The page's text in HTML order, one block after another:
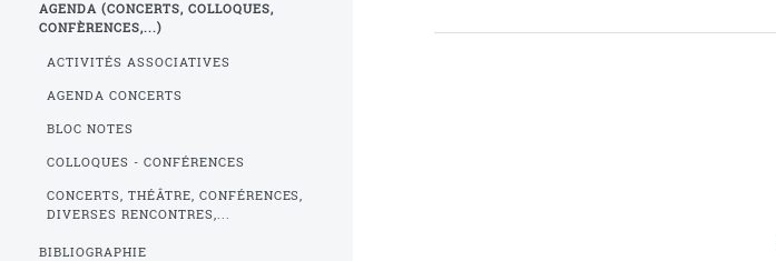
AGENDA (CONCERTS, COLLOQUES,
CONFÈRENCES,...)
ACTIVITÉS ASSOCIATIVES
AGENDA CONCERTS
BLOC NOTES
COLLOQUES - CONFÉRENCES
CONCERTS, THÉÂTRE, CONFÉRENCES,
DIVERSES RENCONTRES,...
BIBLIOGRAPHIE